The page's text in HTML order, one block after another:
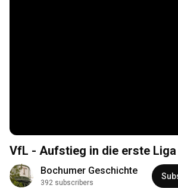
VfL - Aufstieg in die erste
Bochumer Geschichte
392 subscribers